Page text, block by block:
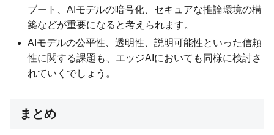
ブート、AIモデルの暗号化、セキュアな推論環境の構
築などが重要になると考えられます。
AIモデルの公平性、透明性、説明可能性といった信頼
性に関する課題も、エッジAIにおいても同様に検討さ
れていくでしょう。
まとめ